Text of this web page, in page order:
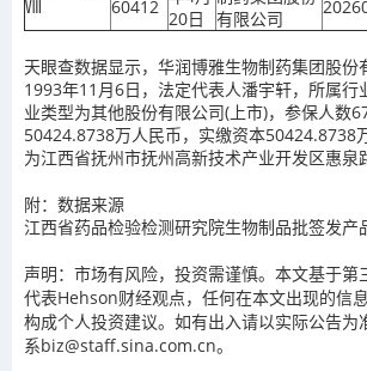
Ⅷ
60412
20日
有限公司
天眼查数据显示，华润博雅生物制药集团股份
1993年11月6日，法定代表人潘宇轩，所属行
业类型为其他股份有限公司(上市)，参保人数
50424.8738万人民币，实缴资本50424.8738
为江西省抚州市抚州高新技术产业开发区惠泉
附：数据来源
江西省药品检验检测研究院生物制品批签发产
声明：市场有风险，投资需谨慎。本文基于第
代表Hehson财经观点，任何在本文出现的信
构成个人投资建议。如有出入请以实际公告为
系biz@staff.sina.com.cn。